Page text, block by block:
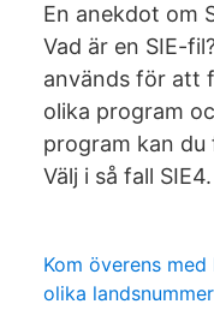
En anekdot om
Vad är en SIE-
används för att
olika program
program kan du
Välj i så fall SIE4.
Kom överens med
olika landsnummer